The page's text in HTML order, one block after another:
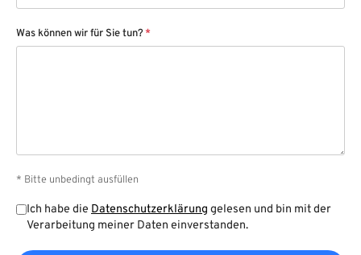
Was können wir für Sie tun? *
* Bitte unbedingt ausfüllen
Ich habe die Datenschutzerklärung gelesen und bin mit der
Verarbeitung meiner Daten einverstanden.